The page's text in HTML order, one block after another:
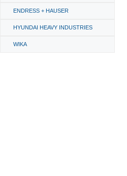
ENDRESS + HAUSER
HYUNDAI HEAVY INDUSTRIES
WIKA